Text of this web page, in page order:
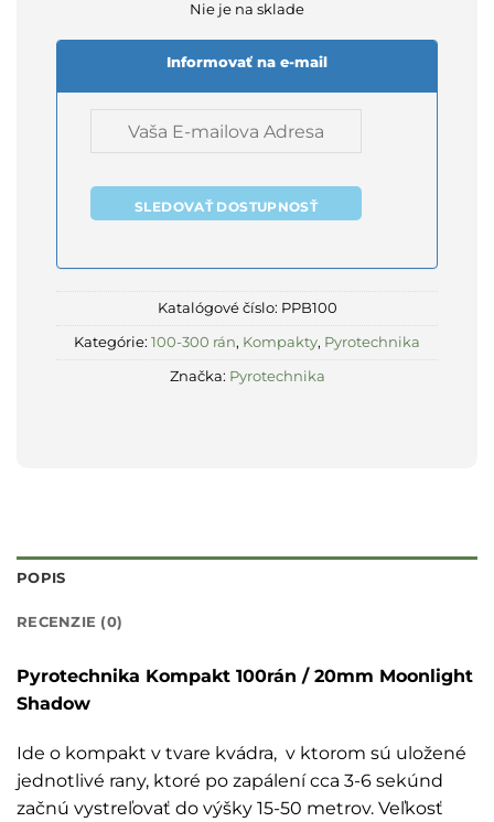
Nie je na sklade
Informovať na e-mail
SLEDOVAŤ DOSTUPNOSŤ
Katalógové číslo: PPB100
Kategórie: 100-300 rán, Kompakty, Pyrotechnika
Značka: Pyrotechnika
POPIS
RECENZIE (0)
Pyrotechnika Kompakt 100rán / 20mm Moonlight
Shadow
Ide o kompakt v tvare kvádra, v ktorom sú uložené
jednotlivé rany, ktoré po zapálení cca 3-6 sekúnd
začnú vystreľovať do výšky 15-50 metrov. Veľkosť